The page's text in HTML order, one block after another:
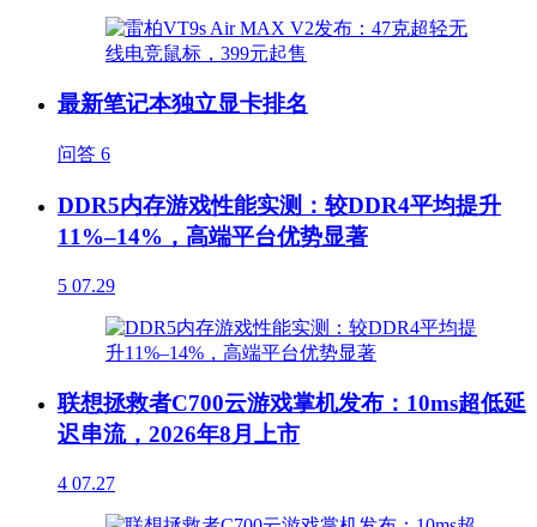
最新笔记本独立显卡排名
问答 6
DDR5内存游戏性能实测：较DDR4平均提升
11%–14%，高端平台优势显著
5 07.29
联想拯救者C700云游戏掌机发布：10ms超低延
迟串流，2026年8月上市
4 07.27